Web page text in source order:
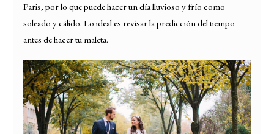
Paris, por lo que puede hacer un día lluvioso y frío como
soleado y cálido. Lo ideal es revisar la predicción del tiempo
antes de hacer tu maleta.